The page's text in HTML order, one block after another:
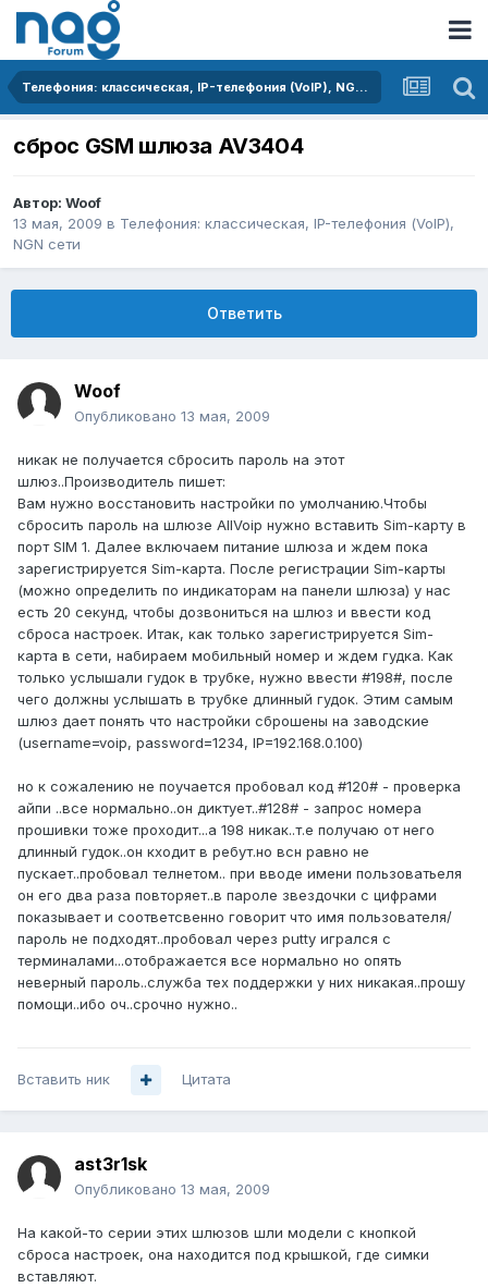
Телефония: классическая, IP-телефония (VoIP), NGN сети
сброс GSM шлюза AV3404
Автор: Woof
13 мая, 2009 в Телефония: классическая, IP-телефония (VoIP),
NGN сети
Ответить
Woof
Опубликовано 13 мая, 2009
никак не получается сбросить пароль на этот
шлюз..Производитель пишет:
Вам нужно восстановить настройки по умолчанию.Чтобы
сбросить пароль на шлюзе AllVoip нужно вставить Sim-карту в
порт SIM 1. Далее включаем питание шлюза и ждем пока
зарегистрируется Sim-карта. После регистрации Sim-карты
(можно определить по индикаторам на панели шлюза) у нас
есть 20 секунд, чтобы дозвониться на шлюз и ввести код
сброса настроек. Итак, как только зарегистрируется Sim-
карта в сети, набираем мобильный номер и ждем гудка. Как
только услышали гудок в трубке, нужно ввести #198#, после
чего должны услышать в трубке длинный гудок. Этим самым
шлюз дает понять что настройки сброшены на заводские
(username=voip, password=1234, IP=192.168.0.100)
но к сожалению не поучается пробовал код #120# - проверка
айпи ..все нормально..он диктует..#128# - запрос номера
прошивки тоже проходит...а 198 никак..т.е получаю от него
длинный гудок..он кходит в ребут.но всн равно не
пускает..пробовал телнетом.. при вводе имени пользоватьеля
он его два раза повторяет..в пароле звездочки с цифрами
показывает и соответсвенно говорит что имя пользователя/
пароль не подходят..пробовал через putty игрался с
терминалами...отображается все нормально но опять
неверный пароль..служба тех поддержки у них никакая..прошу
помощи..ибо оч..срочно нужно..
Вставить ник Цитата
ast3r1sk
Опубликовано 13 мая, 2009
На какой-то серии этих шлюзов шли модели с кнопкой
сброса настроек, она находится под крышкой, где симки
вставляют.